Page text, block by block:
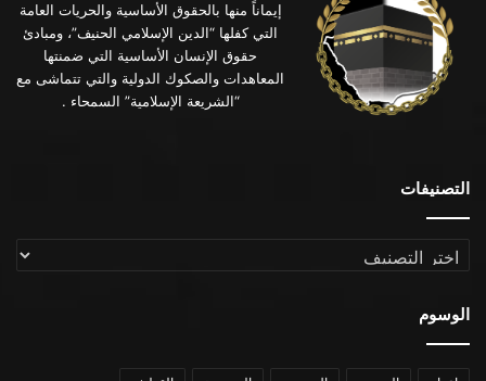
إيماناً منها بالحقوق الأساسية والحريات العامة
التي كفلها “الدين الإسلامي الحنيف”، ومبادئ
حقوق الإنسان الأساسية التي ضمنتها
المعاهدات والصكوك الدولية والتي تتماشى مع
“الشريعة الإسلامية” السمحاء .
التصنيفات
التصنيفات
الوسوم